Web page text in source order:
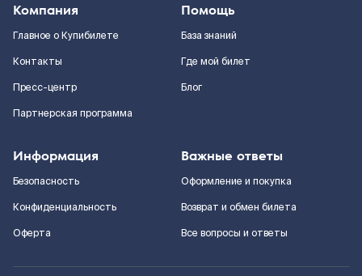
Компания
Главное о Купибилете
Контакты
Пресс-центр
Партнерская программа
Помощь
База знаний
Где мой билет
Блог
Информация
Безопасность
Конфиденциальность
Оферта
Важные ответы
Оформление и покупка
Возврат и обмен билета
Все вопросы и ответы